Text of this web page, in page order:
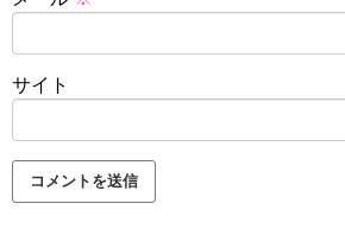
サイト